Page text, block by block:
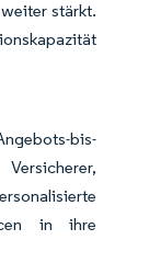
stärkt.
bis-
in ihre